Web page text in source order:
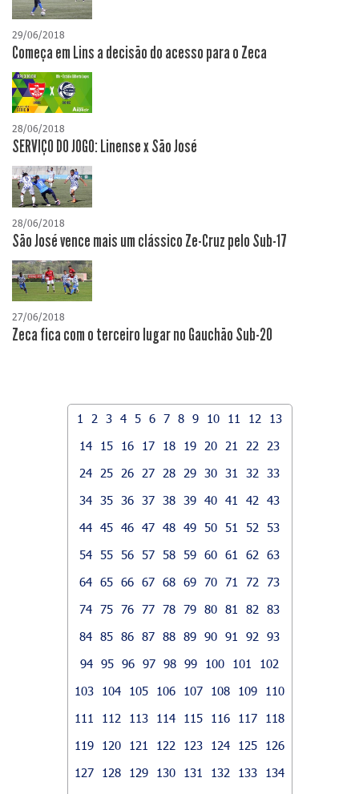
29/06/2018
Começa em Lins a decisão do acesso para o Zeca
28/06/2018
SERVIÇO DO JOGO: Linense x São José
28/06/2018
São José vence mais um clássico Ze-Cruz pelo Sub-17
27/06/2018
Zeca fica com o terceiro lugar no Gauchão Sub-20
1 2 3 4 5 6 7 8 9 10 11 12
13
14
15 16 17 18 19 20 21 22
23
24
25 26 27 28 29 30 31 32
33
34 35 36 37 38 39 40 41 42
43
44 45 46 47 48 49 50 51 52
53
54 55 56 57 58 59 60 61 62
63
64 65 66 67 68 69 70 71 72
73
74 75 76 77 78 79 80 81 82
83
84 85 86 87 88 89 90 91 92
93
94 95 96 97 98 99 100 101
102
103
104 105 106 107 108 109
110
111
112 113 114 115 116 117
118
119
120 121 122 123 124 125
126
127
128 129 130 131 132 133
134